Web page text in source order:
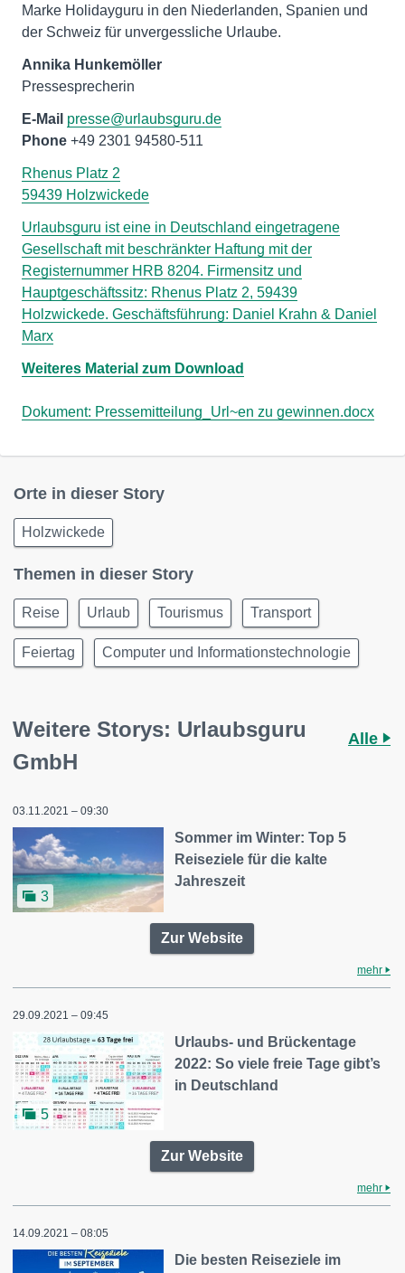
Marke Holidayguru in den Niederlanden, Spanien und
der Schweiz für unvergessliche Urlaube.
Annika Hunkemöller
Pressesprecherin
E-Mail presse@urlaubsguru.de
Phone +49 2301 94580-511
Rhenus Platz 2
59439 Holzwickede
Urlaubsguru ist eine in Deutschland eingetragene
Gesellschaft mit beschränkter Haftung mit der
Registernummer HRB 8204. Firmensitz und
Hauptgeschäftssitz: Rhenus Platz 2, 59439
Holzwickede. Geschäftsführung: Daniel Krahn & Daniel
Marx
Weiteres Material zum Download
Dokument: Pressemitteilung_Url~en zu gewinnen.docx
Orte in dieser Story
Holzwickede
Themen in dieser Story
Reise Urlaub Tourismus Transport
Feiertag Computer und Informationstechnologie
Weitere Storys: Urlaubsguru
GmbH
Alle
03.11.2021 – 09:30
3
Sommer im Winter: Top 5
Reiseziele für die kalte
Jahreszeit
Zur Website
mehr
29.09.2021 – 09:45
5
Urlaubs- und Brückentage
2022: So viele freie Tage gibt’s
in Deutschland
Zur Website
mehr
14.09.2021 – 08:05
Die besten Reiseziele im